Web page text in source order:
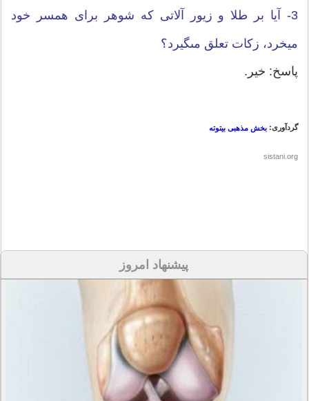
3- آیا بر طلا و زیور آلاتى که شوهر براى همسر خود
میخرد، زکات تعلق مى‏گیرد؟
پاسخ: خیر.
گردآوری: بخش مذهبی بیتوته
sistani.org
پیشنهاد امروز